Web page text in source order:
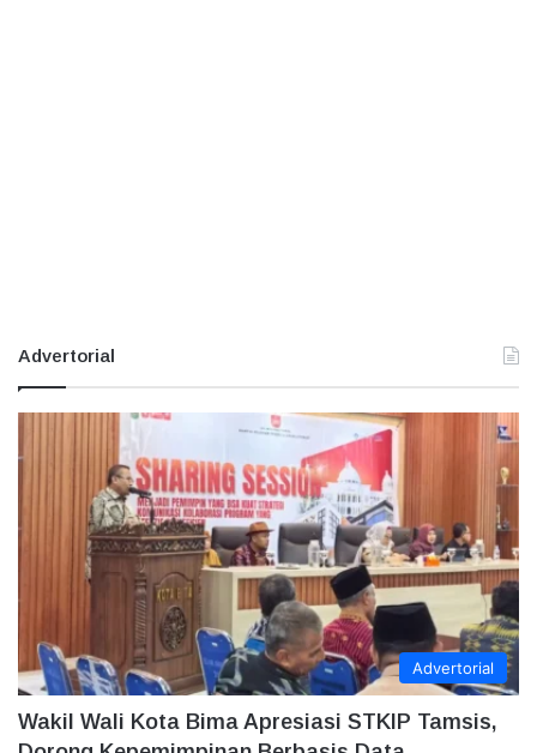
Advertorial
Advertorial
Wakil Wali Kota Bima Apresiasi STKIP Tamsis,